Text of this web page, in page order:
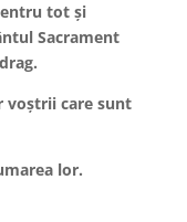
tot şi
Sacrament
voştrii care sunt
lor.